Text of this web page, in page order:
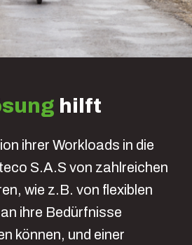
hilft
ihrer Workloads in die
S.A.S von zahlreichen
wie z.B. von flexiblen
ihre Bedürfnisse
können, und einer